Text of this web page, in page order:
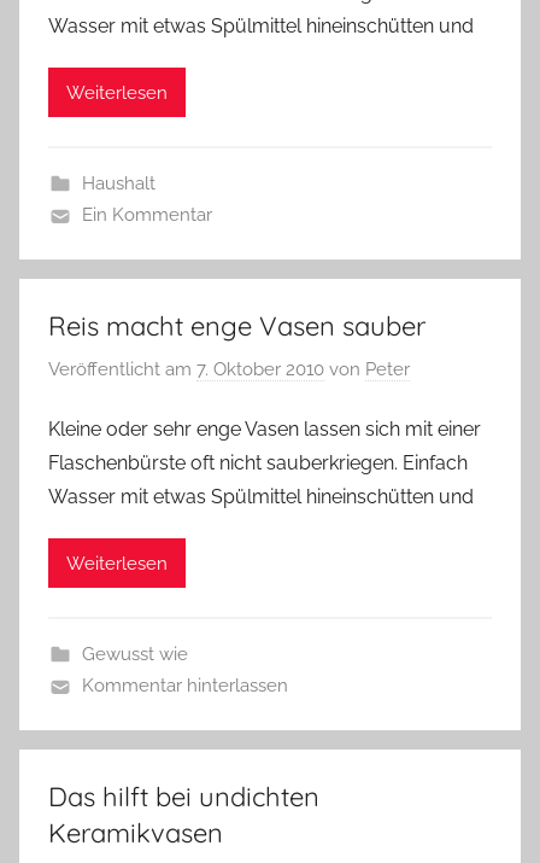
Wasser mit etwas Spülmittel hineinschütten und
Weiterlesen
Haushalt
Ein Kommentar
Reis macht enge Vasen sauber
Veröffentlicht am 7. Oktober 2010 von Peter
Kleine oder sehr enge Vasen lassen sich mit einer
Flaschenbürste oft nicht sauberkriegen. Einfach
Wasser mit etwas Spülmittel hineinschütten und
Weiterlesen
Gewusst wie
Kommentar hinterlassen
Das hilft bei undichten
Keramikvasen